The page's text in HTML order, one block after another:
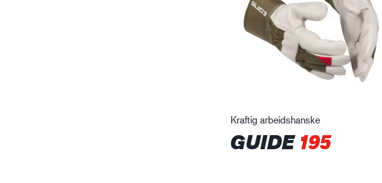
Kraftig arbeidshanske
GUIDE195